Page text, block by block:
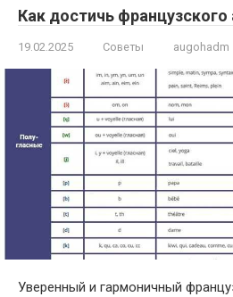
Как достичь французского
19.02.2025 Советы augohadm
Уверенный и гармоничный